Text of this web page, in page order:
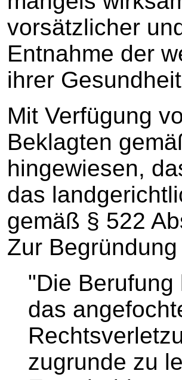
vorsätzlicher
Entnahme der
ihrer
Mit Verfügung
Beklagten
hingewiesen,
das
gemäß § 522
Zur
"Die
das
zugrunde zu